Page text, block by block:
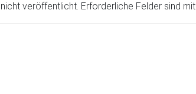
veröffentlicht. Erforderliche Felder sind mit